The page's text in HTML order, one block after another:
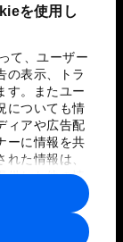
を使用し
て、ユーザー
の表示、トラ
す。またユー
についても情
ィアや広告配
ーに情報を共
た情報は、
供した他の情
使用した際
され、各パー
がありま